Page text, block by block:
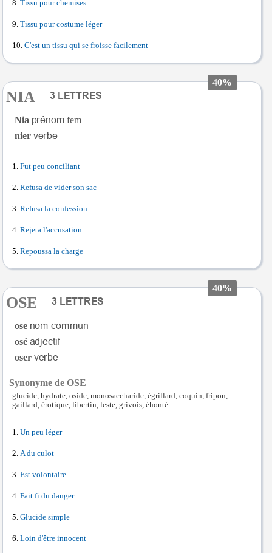
Tissu pour chemises
Tissu pour costume léger
C'est un tissu qui se froisse facilement
40%
NIA
Nia
fem
nier
Fut peu conciliant
Refusa de vider son sac
Refusa la confession
Rejeta l'accusation
Repoussa la charge
40%
OSE
ose
osé
oser
Synonyme de OSE
glucide, hydrate, oside, monosaccharide, égrillard, coquin, fripon,
gaillard, érotique, libertin, leste, grivois, éhonté.
Un peu léger
A du culot
Est volontaire
Fait fi du danger
Glucide simple
Loin d'être innocent